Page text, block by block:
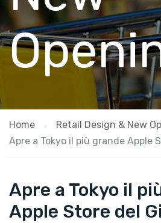
Home
Retail Design & New
Apre a Tokyo il più grande Apple
Apre a Tokyo il
Apple Store del